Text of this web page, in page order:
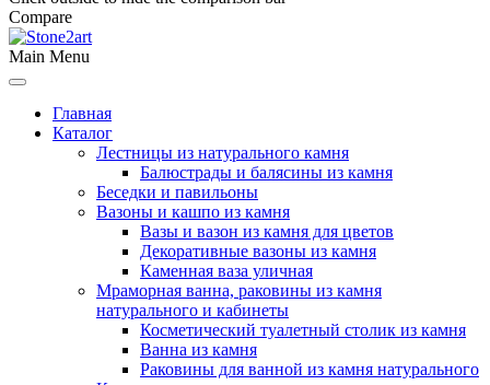
Compare
Main Menu
Главная
Каталог
Лестницы из натурального камня
Балюстрады и балясины из камня
Беседки и павильоны
Вазоны и кашпо из камня
Вазы и вазон из камня для цветов
Декоративные вазоны из камня
Каменная ваза уличная
Мраморная ванна, раковины из камня
натурального и кабинеты
Косметический туалетный столик из камня
Ванна из камня
Раковины для ванной из камня натурального